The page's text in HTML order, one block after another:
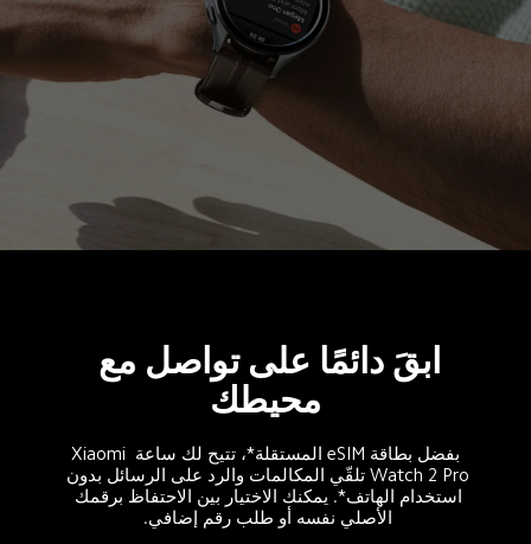
ابقَ دائمًا على تواصل مع
محيطك
بفضل بطاقة eSIM المستقلة*، تتيح لك ساعة Xiaomi
Watch 2 Pro تلقّي المكالمات والرد على الرسائل بدون
استخدام الهاتف*. يمكنك الاختيار بين الاحتفاظ برقمك
الأصلي نفسه أو طلب رقم إضافي.